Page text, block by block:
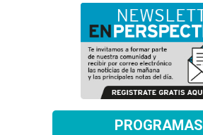
PROGRAMAS